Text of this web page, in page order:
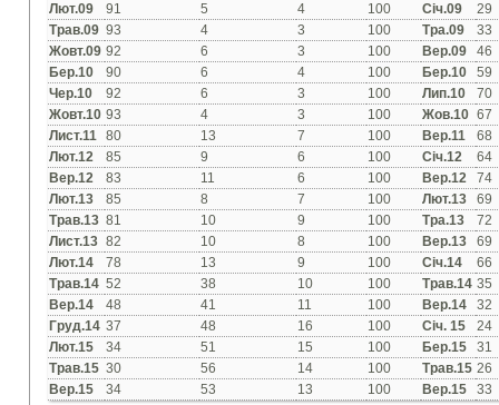
Лют.09
91 5 4 100 Січ.09
29
Трав.09 93 4 3 100 Тра.09
33
Жовт.09 92 6 3 100 Вер.09
46
Бер.10
90 6 4 100 Бер.10
59
Чер.10
92 6 3 100 Лип.10
70
Жовт.10 93 4 3 100 Жов.10 67
Лист.11
80 13 7 100 Вер.11
68
Лют.12
85 9 6 100 Січ.12
64
Вер.12
83 11 6 100 Вер.12
74
Лют.13
85 8 7 100 Лют.13
69
Трав.13 81 10 9 100 Тра.13
72
Лист.13 82 10 8 100 Вер.13
69
Лют.14
78 13 9 100 Січ.14
66
Трав.14 52 38 10 100 Трав.14 35
Вер.14
48 41 11 100 Вер.14
32
Груд.14 37 48 16 100 Січ. 15
24
Лют.15
34 51 15 100 Бер.15
31
Трав.15 30 56 14 100 Трав.15 26
Вер.15
34 53 13 100 Вер.15 33